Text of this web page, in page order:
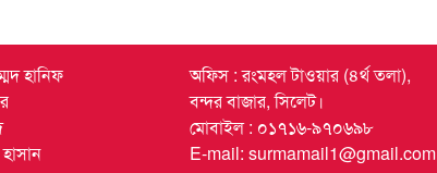
হানিফ
অফিস : রংমহল টাওয়ার (৪র্থ তলা),
বন্দর বাজার, সিলেট।
মোবাইল : ০১৭১৬-৯৭০৬৯৮
E-mail: surmamail1@gmail.com